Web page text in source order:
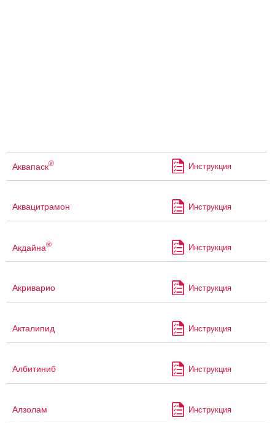
Аквапаск® Инструкция
Аквацитрамон Инструкция
Акдайна® Инструкция
Акриварио Инструкция
Акталипид Инструкция
Албитиниб Инструкция
Алзолам Инструкция